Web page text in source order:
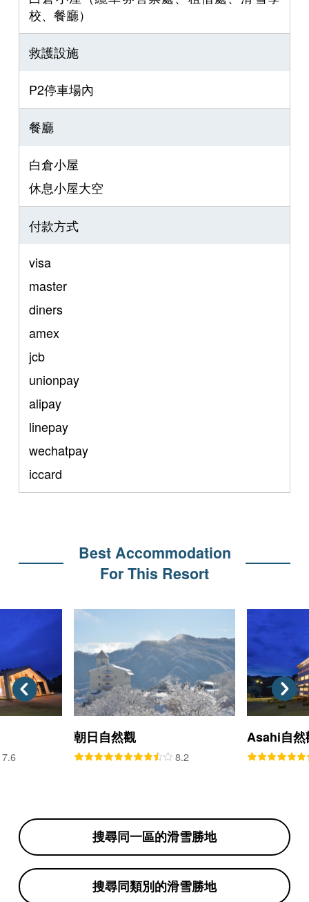
校、餐廳）
救護設施
P2停車場內
餐廳
白倉小屋
休息小屋大空
付款方式
visa
master
diners
amex
jcb
unionpay
alipay
linepay
wechatpay
iccard
Best Accommodation
For This Resort
7.6
朝日自然觀
8.2
Asahi自然
搜尋同一區的滑雪勝地
搜尋同類別的滑雪勝地